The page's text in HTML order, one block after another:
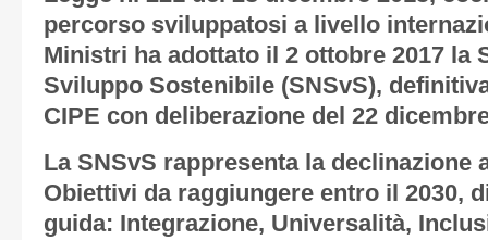
percorso sviluppatosi a livello
Ministri ha adottato il 2 ottobre 2017 la
Sviluppo Sostenibile (SNSvS),
CIPE con deliberazione del 22
La SNSvS rappresenta la declinazione
Obiettivi da raggiungere entro il 2030,
guida: Integrazione, Universalità,